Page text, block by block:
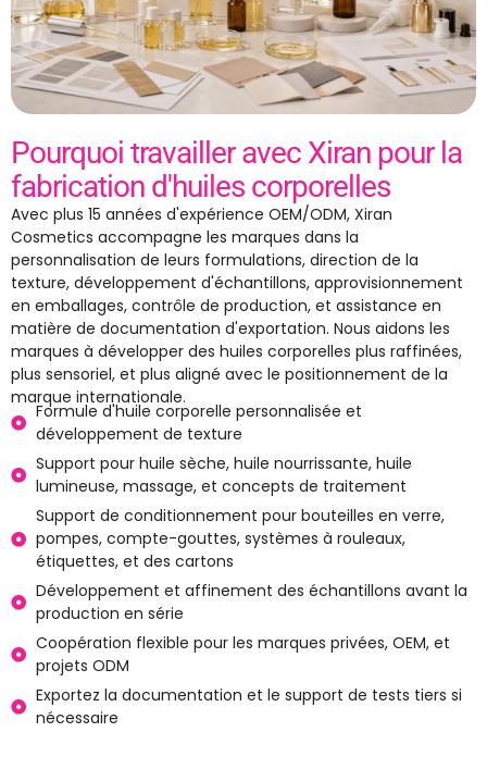
Pourquoi travailler avec Xiran pour la
fabrication d'huiles corporelles
Avec plus 15 années d'expérience OEM/ODM, Xiran
Cosmetics accompagne les marques dans la
personnalisation de leurs formulations, direction de la
texture, développement d'échantillons, approvisionnement
en emballages, contrôle de production, et assistance en
matière de documentation d'exportation. Nous aidons les
marques à développer des huiles corporelles plus raffinées,
plus sensoriel, et plus aligné avec le positionnement de la
marque internationale.
Formule d'huile corporelle personnalisée et
développement de texture
Support pour huile sèche, huile nourrissante, huile
lumineuse, massage, et concepts de traitement
Support de conditionnement pour bouteilles en verre,
pompes, compte-gouttes, systèmes à rouleaux,
étiquettes, et des cartons
Développement et affinement des échantillons avant la
production en série
Coopération flexible pour les marques privées, OEM, et
projets ODM
Exportez la documentation et le support de tests tiers si
nécessaire